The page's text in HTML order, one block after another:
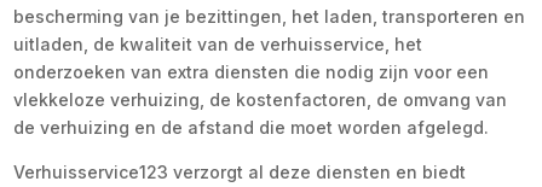
bescherming van je bezittingen, het laden, transporteren en
uitladen, de kwaliteit van de verhuisservice, het
onderzoeken van extra diensten die nodig zijn voor een
vlekkeloze verhuizing, de kostenfactoren, de omvang van
de verhuizing en de afstand die moet worden afgelegd.
Verhuisservice123 verzorgt al deze diensten en biedt